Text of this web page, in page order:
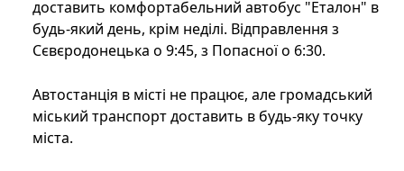
доставить комфортабельний автобус "Еталон" в
будь-який день, крім неділі. Відправлення з
Сєвєродонецька о 9:45, з Попасної о 6:30.
Автостанція в місті не працює, але громадський
міський транспорт доставить в будь-яку точку
міста.